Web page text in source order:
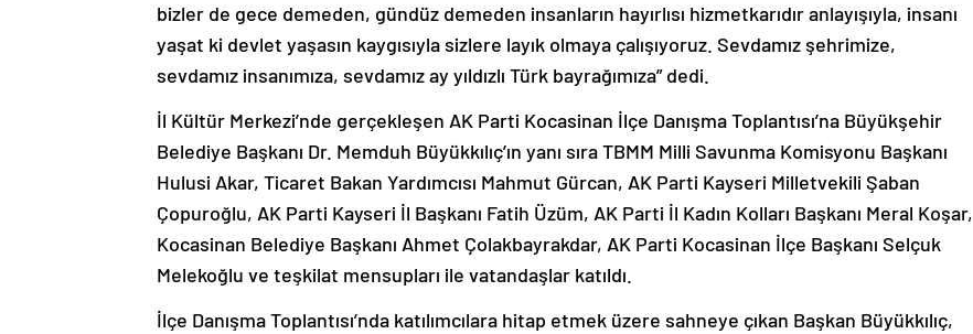
bizler de gece demeden, gündüz demeden insanların hayırlısı hizmetkarıdır anlayışıyla, insanı
yaşat ki devlet yaşasın kaygısıyla sizlere layık olmaya çalışıyoruz. Sevdamız şehrimize,
sevdamız insanımıza, sevdamız ay yıldızlı Türk bayrağımıza” dedi.
İl Kültür Merkezi’nde gerçekleşen AK Parti Kocasinan İlçe Danışma Toplantısı’na Büyükşehir
Belediye Başkanı Dr. Memduh Büyükkılıç’ın yanı sıra TBMM Milli Savunma Komisyonu Başkanı
Hulusi Akar, Ticaret Bakan Yardımcısı Mahmut Gürcan, AK Parti Kayseri Milletvekili Şaban
Çopuroğlu, AK Parti Kayseri İl Başkanı Fatih Üzüm, AK Parti İl Kadın Kolları Başkanı Meral Koşar,
Kocasinan Belediye Başkanı Ahmet Çolakbayrakdar, AK Parti Kocasinan İlçe Başkanı Selçuk
Melekoğlu ve teşkilat mensupları ile vatandaşlar katıldı.
İlçe Danışma Toplantısı’nda katılımcılara hitap etmek üzere sahneye çıkan Başkan Büyükkılıç,